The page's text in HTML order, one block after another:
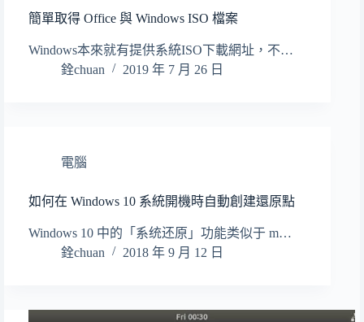
簡單取得 Office 與 Windows ISO 檔案
Windows本來就有提供系統ISO下載網址，不…
銓chuan
2019 年 7 月 26 日
電腦
如何在 Windows 10 系統開機時自動創建還原點
Windows 10 中的「系统还原」功能类似于 m…
銓chuan
2018 年 9 月 12 日